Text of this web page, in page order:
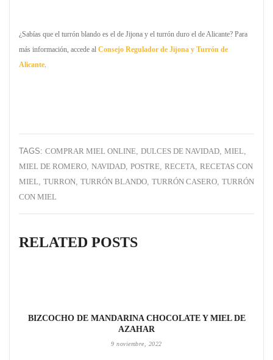
¿Sabías que el turrón blando es el de Jijona y el turrón duro el de Alicante? Para
más información, accede al Consejo Regulador de Jijona y Turrón de
Alicante.
TAGS: COMPRAR MIEL ONLINE, DULCES DE NAVIDAD, MIEL,
MIEL DE ROMERO, NAVIDAD, POSTRE, RECETA, RECETAS CON
MIEL, TURRON, TURRÓN BLANDO, TURRÓN CASERO, TURRÓN
CON MIEL
RELATED POSTS
BIZCOCHO DE MANDARINA CHOCOLATE Y MIEL DE
AZAHAR
9 noviembre, 2022